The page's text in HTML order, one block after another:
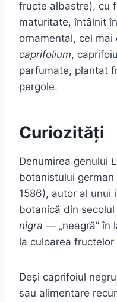
fructe albastre), cu
maturitate, întâlnit
ornamental, cel mai
caprifolium,
parfumate, plantat
pergole.
Curiozități
Denumirea genului
botanistului german
1586), autor al
botanică din
nigra — „neagră” în
la culoarea fructelor
Deși caprifoiul
sau alimentare